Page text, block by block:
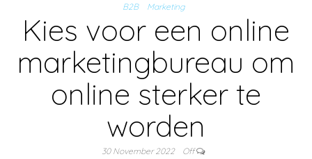
B2B Marketing
Kies voor een online
marketingbureau om
online sterker te
worden
30 November 2022 Off